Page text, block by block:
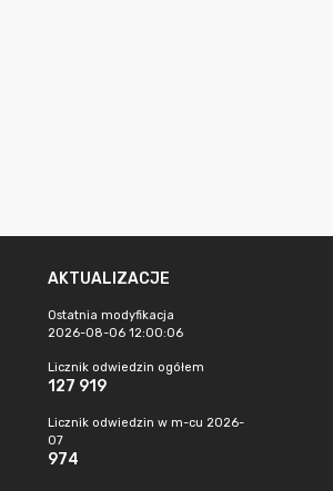
AKTUALIZACJE
Ostatnia modyfikacja
2026-08-06 12:00:06
Licznik odwiedzin ogółem
127 919
Licznik odwiedzin w m-cu 2026-
07
974